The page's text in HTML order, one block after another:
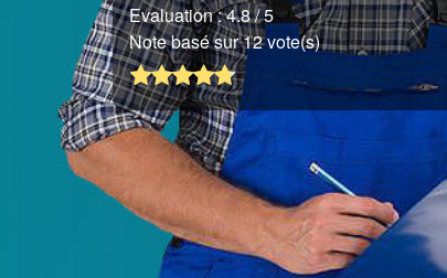
Evaluation :4.8/ 5
Note basé sur 12 vote(s)